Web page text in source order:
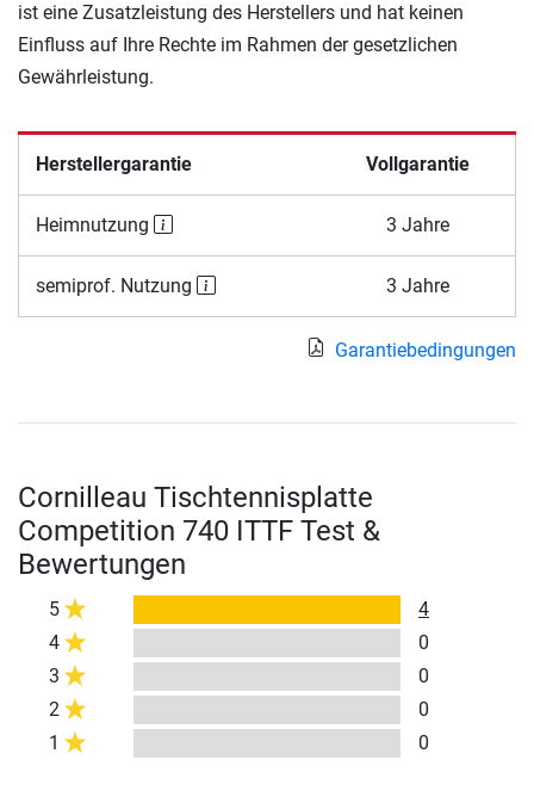
ist eine Zusatzleistung des Herstellers und hat keinen
Einfluss auf Ihre Rechte im Rahmen der gesetzlichen
Gewährleistung.
Herstellergarantie Vollgarantie
Heimnutzung 3 Jahre
semiprof. Nutzung 3 Jahre
Garantiebedingungen
Cornilleau Tischtennisplatte
Competition 740 ITTF Test &
Bewertungen
5
4
4
0
3
0
2
0
1
0